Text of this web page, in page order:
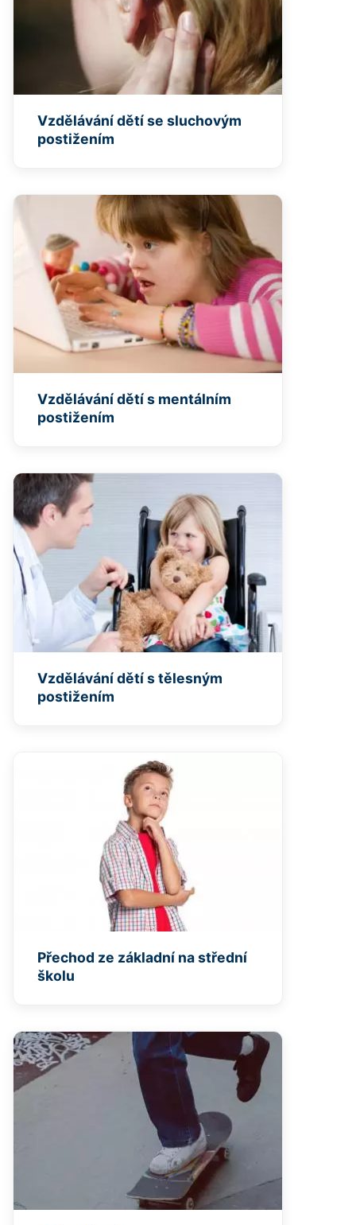
Vzdělávání dětí se sluchovým
postižením
Vzdělávání dětí s mentálním
postižením
Vzdělávání dětí s tělesným
postižením
Přechod ze základní na střední
školu